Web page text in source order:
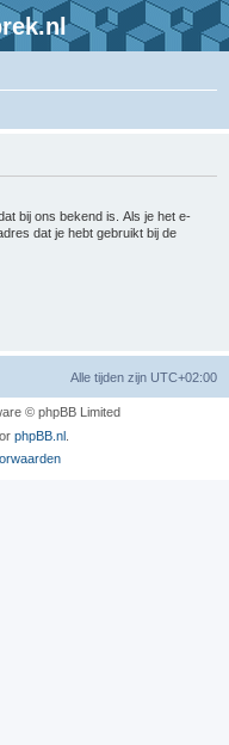
bij ons bekend is. Als je het e-
dat je hebt gebruikt bij de
Alle tijden zijn UTC+02:00
© phpBB Limited
phpBB.nl